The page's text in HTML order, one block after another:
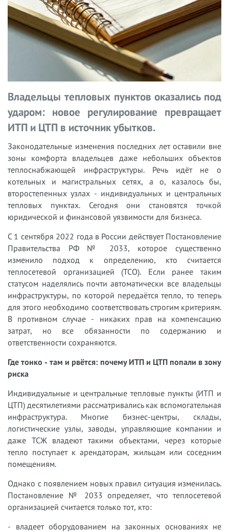
Владельцы тепловых пунктов оказались под
ударом: новое регулирование превращает
ИТП и ЦТП в источник убытков.
Законодательные изменения последних лет оставили вне
зоны комфорта владельцев даже небольших объектов
теплоснабжающей инфраструктуры. Речь идёт не о
котельных и магистральных сетях, а о, казалось бы,
второстепенных узлах - индивидуальных и центральных
тепловых пунктах. Сегодня они становятся точкой
юридической и финансовой уязвимости для бизнеса.
С 1 сентября 2022 года в России действует Постановление
Правительства РФ № 2033, которое существенно
изменило подход к определению, кто считается
теплосетевой организацией (ТСО). Если ранее таким
статусом наделялись почти автоматически все владельцы
инфраструктуры, по которой передаётся тепло, то теперь
для этого необходимо соответствовать строгим критериям.
В противном случае - никаких прав на компенсацию
затрат, но все обязанности по содержанию и
ответственности сохраняются.
Где тонко - там и рвётся: почему ИТП и ЦТП попали в зону
риска
Индивидуальные и центральные тепловые пункты (ИТП и
ЦТП) десятилетиями рассматривались как вспомогательная
инфраструктура. Многие бизнес-центры, склады,
логистические узлы, заводы, управляющие компании и
даже ТСЖ владеют такими объектами, через которые
тепло поступает к арендаторам, жильцам или соседним
помещениям.
Однако с появлением новых правил ситуация изменилась.
Постановление № 2033 определяет, что теплосетевой
организацией считается только тот, кто:
- владеет оборудованием на законных основаниях не